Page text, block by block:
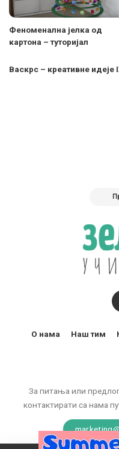
Феноменална јелка од
картона – туторијал
Васкрс – креативне идеје
За питања или
контактирати са нама
О нама Наш тим